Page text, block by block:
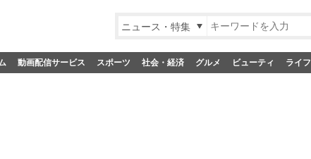
ニュース・特集
動画配信サービス スポーツ 社会・経済 グルメ ビューティ ライフ